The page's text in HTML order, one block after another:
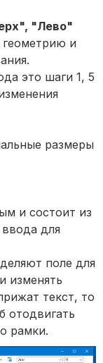
"Лево"
геометрию и
это шаги 1, 5
размеры
и состоит из
для
поле для
изменять
текст, то
отодвигать
рамки.